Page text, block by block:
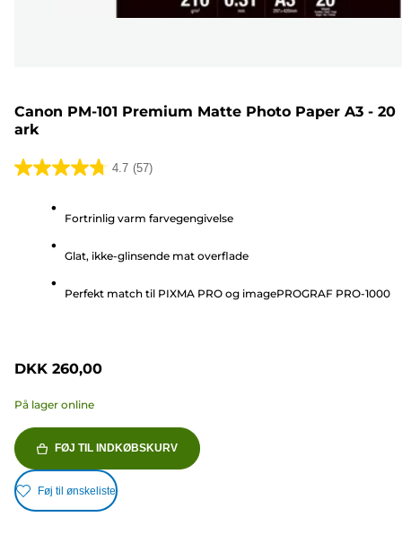
Canon PM-101 Premium Matte Photo Paper A3 - 20
ark
4.7 (57)
4.7
stjerner.
Fortrinlig varm farvegengivelse
Glat, ikke-glinsende mat overflade
Perfekt match til PIXMA PRO og imagePROGRAF PRO-1000
DKK 260,00
På lager online
FØJ TIL INDKØBSKURV
Føj til ønskeliste